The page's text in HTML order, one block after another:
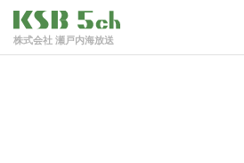
株式会社 瀬戸内海放送